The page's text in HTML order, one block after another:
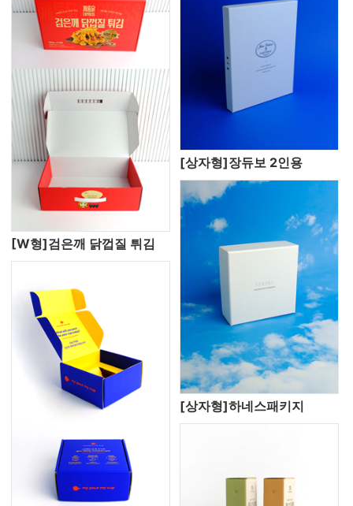
[W형]검은깨 닭껍질 튀김
[상자형]장듀보 2인용
[상자형]하네스패키지